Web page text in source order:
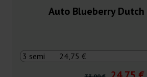
Auto Blueberry Dutch